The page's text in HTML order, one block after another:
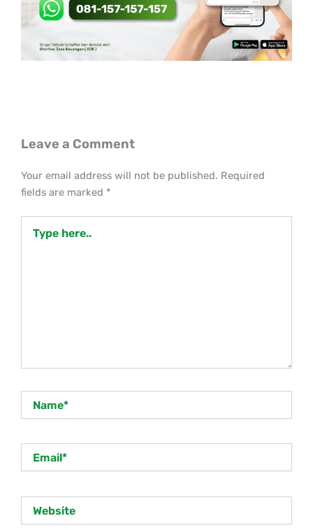
Leave a Comment
Your email address will not be published. Required
fields are marked *
here..